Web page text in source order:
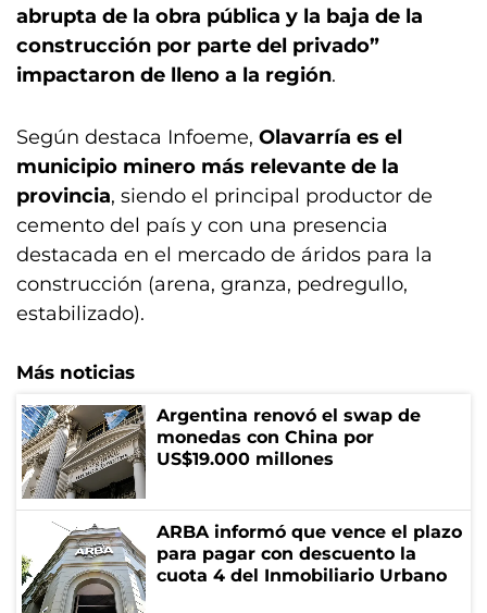
abrupta de la obra pública y la baja de la
construcción por parte del privado”
impactaron de lleno a la región.
Según destaca Infoeme, Olavarría es el
municipio minero más relevante de la
provincia, siendo el principal productor de
cemento del país y con una presencia
destacada en el mercado de áridos para la
construcción (arena, granza, pedregullo,
estabilizado).
Más noticias
Argentina renovó el swap de
monedas con China por
US$19.000 millones
ARBA informó que vence el plazo
para pagar con descuento la
cuota 4 del Inmobiliario Urbano